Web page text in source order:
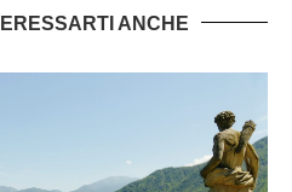
ANCHE